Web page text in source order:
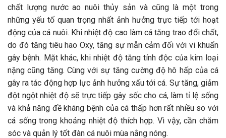
chất lượng nước ao nuôi thủy sản và cũng là một trong
những yếu tố quan trọng nhất ảnh hưởng trực tiếp tới hoạt
động của cá nuôi. Khi nhiệt độ cao làm cá tăng trao đổi chất,
do đó tăng tiêu hao Oxy, tăng sự mẫn cảm đối với vi khuẩn
gây bệnh. Mặt khác, khi nhiệt độ tăng tính độc của kim loại
nặng cũng tăng. Cùng với sự tăng cường độ hô hấp của cá
gây ra tác động hợp lực ảnh hưởng xấu tới cá. Sự tăng, giảm
đột ngột nhiệt độ sẽ trực tiếp gây sốc cho cá, làm tỉ lệ sống
và khả năng đề kháng bệnh của cá thấp hơn rất nhiều so với
cá sống trong khoảng nhiệt độ thích hợp. Vì vậy, cần chăm
sóc và quản lý tốt đàn cá nuôi mùa nắng nóng.